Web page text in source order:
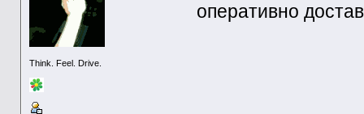
Think. Feel. Drive.
оперативно